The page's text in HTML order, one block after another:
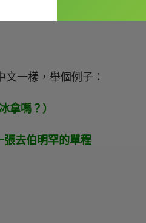
一樣，舉個例子：
嗎？）
去伯明罕的單程